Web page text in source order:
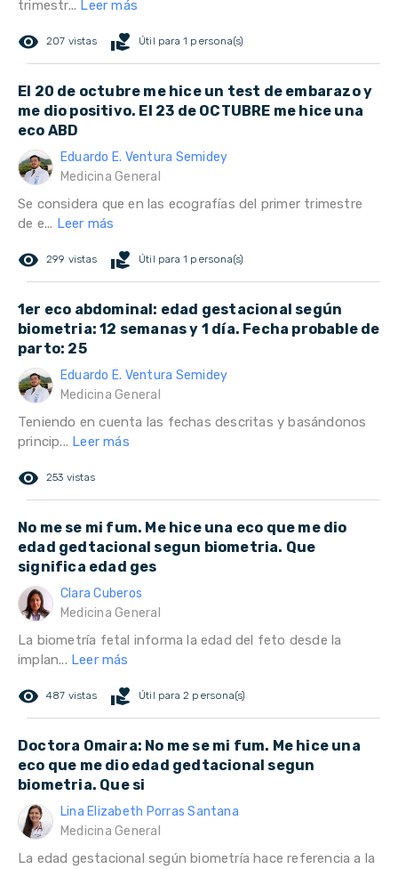
trimestr... Leer más
remove_red_eye 207 vistas volunteer_activism Útil para 1 persona(s)
El 20 de octubre me hice un test de embarazo y
me dio positivo. El 23 de OCTUBRE me hice una
eco ABD
Eduardo E. Ventura Semidey
Medicina General
Se considera que en las ecografías del primer trimestre
de e... Leer más
remove_red_eye 299 vistas volunteer_activism Útil para 1 persona(s)
1er eco abdominal: edad gestacional según
biometria: 12 semanas y 1 día. Fecha probable de
parto: 25
Eduardo E. Ventura Semidey
Medicina General
Teniendo en cuenta las fechas descritas y basándonos
princip... Leer más
remove_red_eye 253 vistas
No me se mi fum. Me hice una eco que me dio
edad gedtacional segun biometria. Que
significa edad ges
Clara Cuberos
Medicina General
La biometría fetal informa la edad del feto desde la
implan... Leer más
remove_red_eye 487 vistas volunteer_activism Útil para 2 persona(s)
Doctora Omaira: No me se mi fum. Me hice una
eco que me dio edad gedtacional segun
biometria. Que si
Lina Elizabeth Porras Santana
Medicina General
La edad gestacional según biometría hace referencia a la